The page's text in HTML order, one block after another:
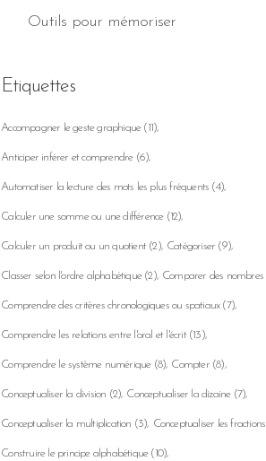
Outils pour mémoriser
Etiquettes
Accompagner le geste graphique(11)
Anticiper inférer et comprendre(6)
Automatiser la lecture des mots les plus fréquents (4)
Calculer une somme ou une différence(12)
Calculer un produit ou un quotient(2) Catégoriser (9)
Classer selon l'ordre alphabétique(2) Comparer des nombres
Comprendre des critères chronologiques ou spatiaux(7)
Comprendre les relations entre l'oral et l'écrit(13)
Comprendre le système numérique(8) Compter(8)
Conceptualiser la division (2) Conceptualiser la dizaine(7)
Conceptualiser la multiplication (3) Conceptualiser les fractions
Construire le principe alphabétique(10)